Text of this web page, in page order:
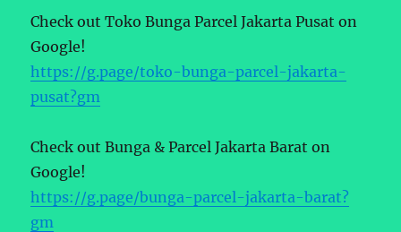
Check out Toko Bunga Parcel Jakarta Pusat on
Google!
https://g.page/toko-bunga-parcel-jakarta-
pusat?gm
Check out Bunga & Parcel Jakarta Barat on
Google!
https://g.page/bunga-parcel-jakarta-barat?
gm